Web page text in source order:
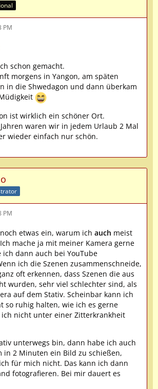
PM
schon gemacht.
morgens in Yangon, am späten
in die Shwedagon und dann überkam
ist wirklich ein schöner Ort.
waren wir in jedem Urlaub 2 Mal
wieder einfach nur schön.
PM
etwas ein, warum ich auch meist
mache ja mit meiner Kamera gerne
ich dann auch bei YouTube
ich die Szenen zusammenschneide,
oft erkennen, dass Szenen die aus
wurden, sehr viel schlechter sind, als
auf dem Stativ. Scheinbar kann ich
so ruhig halten, wie ich es gerne
ich nicht unter einer Zitterkrankheit
unterwegs bin, dann habe ich auch
in 2 Minuten ein Bild zu schießen,
für mich nicht. Das kann ich dann
fotografieren. Bei mir dauert es